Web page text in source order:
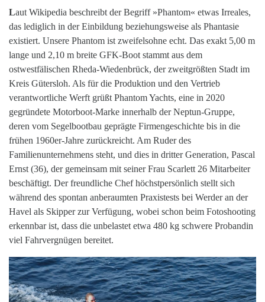
Laut Wikipedia beschreibt der Begriff »Phantom« etwas Irreales,
das lediglich in der Einbildung beziehungsweise als Phantasie
existiert. Unsere Phantom ist zweifelsohne echt. Das exakt 5,00 m
lange und 2,10 m breite GFK-Boot stammt aus dem
ostwestfälischen Rheda-Wiedenbrück, der zweitgrößten Stadt im
Kreis Gütersloh. Als für die Produktion und den Vertrieb
verantwortliche Werft grüßt Phantom Yachts, eine in 2020
gegründete Motorboot-Marke innerhalb der Neptun-Gruppe,
deren vom Segelbootbau geprägte Firmengeschichte bis in die
frühen 1960er-Jahre zurückreicht. Am Ruder des
Familienunternehmens steht, und dies in dritter Generation, Pascal
Ernst (36), der gemeinsam mit seiner Frau Scarlett 26 Mitarbeiter
beschäftigt. Der freundliche Chef höchstpersönlich stellt sich
während des spontan anberaumten Praxistests bei Werder an der
Havel als Skipper zur Verfügung, wobei schon beim Fotoshooting
erkennbar ist, dass die unbelastet etwa 480 kg schwere Probandin
viel Fahrvergnügen bereitet.